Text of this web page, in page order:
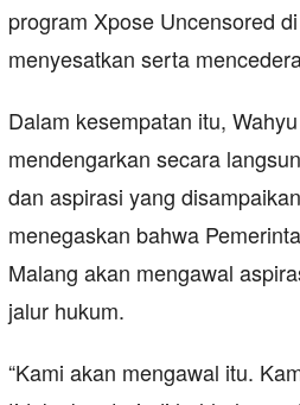
program Xpose Uncensored
menyesatkan serta
Dalam kesempatan itu,
mendengarkan secara
dan aspirasi yang
menegaskan bahwa
Malang akan mengawal
jalur hukum.
“Kami akan mengawal itu.